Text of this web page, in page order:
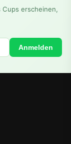
Cups erscheinen,
Anmelden